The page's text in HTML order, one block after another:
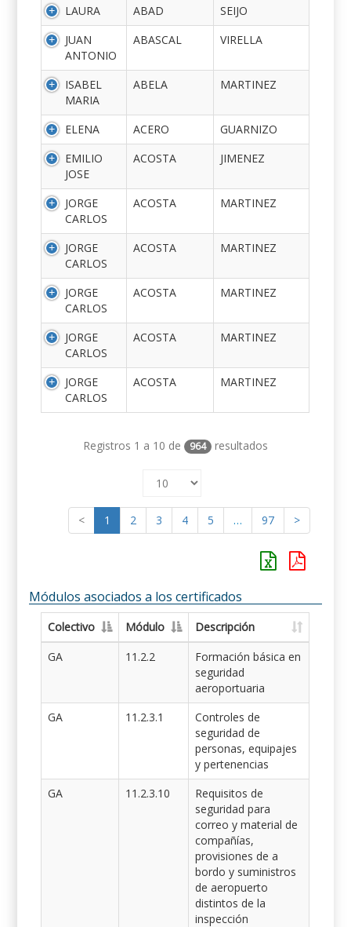
LAURA
ABAD
SEIJO
JUAN
ANTONIO
ABASCAL VIRELLA
ISABEL
MARIA
ABELA MARTINEZ
ELENA ACERO
GUARNIZO
EMILIO
JOSE
ACOSTA JIMENEZ
JORGE
CARLOS
ACOSTA MARTINEZ
JORGE
CARLOS
ACOSTA MARTINEZ
JORGE
CARLOS
ACOSTA MARTINEZ
JORGE
CARLOS
ACOSTA MARTINEZ
JORGE
CARLOS
ACOSTA MARTINEZ
Registros 1 a 10 de 964 resultados
< 1 2 3 4 5 … 97 >
Módulos asociados a los certificados
Colectivo Módulo
Descripción
GA
11.2.2
Formación básica en
seguridad
aeroportuaria
GA
11.2.3.1
Controles de
seguridad de
personas, equipajes
y pertenencias
GA
11.2.3.10
Requisitos de
seguridad para
correo y material de
compañías,
provisiones de a
bordo y suministros
de aeropuerto
distintos de la
inspección